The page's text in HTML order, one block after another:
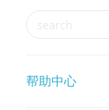
帮助中心